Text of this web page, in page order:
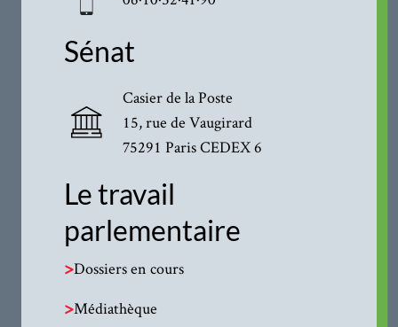
Sénat
Casier de la Poste
15, rue de Vaugirard
75291 Paris CEDEX 6
Le travail
parlementaire
>Dossiers en cours
>Médiathèque